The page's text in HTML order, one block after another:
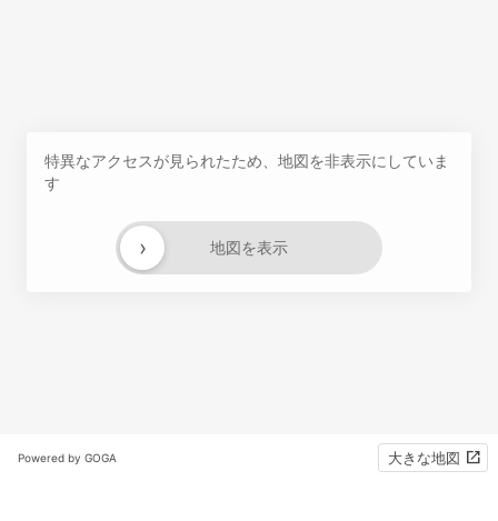
特異なアクセスが見られたため、地図を非表示にしていま
す
地図を表示
›
Powered by GOGA 大きな地図